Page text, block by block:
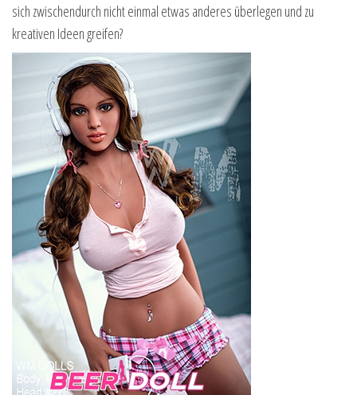
sich zwischendurch nicht einmal etwas anderes überlegen und zu
kreativen Ideen greifen?